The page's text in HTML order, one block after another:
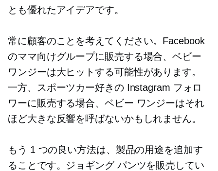
とも優れたアイデアです。
常に顧客のことを考えてください。Facebook
のママ向けグループに販売する場合、ベビー
ワンジーは大ヒットする可能性があります。
一方、スポーツカー好きの Instagram フォロ
ワーに販売する場合、ベビー ワンジーはそれ
ほど大きな反響を呼ばないかもしれません。
もう 1 つの良い方法は、製品の用途を追加す
ることです。ジョギング パンツを販売してい